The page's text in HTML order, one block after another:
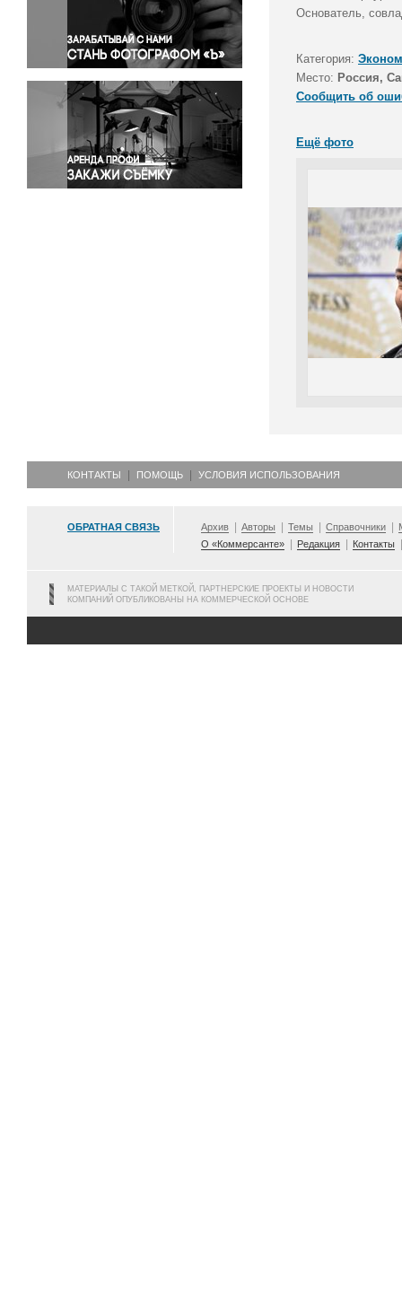
Правосудие
Происшествия и конфликты
Религия
Светская жизнь
Спорт
Экология
Экономика и бизнес
Основатель,
Категория:
Место: Россия,
Сообщить об
Ещё фото
КОНТАКТЫ ПОМОЩЬ УСЛОВИЯ ИСПОЛЬЗОВАНИЯ
ОБРАТНАЯ СВЯЗЬ Архив Авторы Темы Справочники
О «Коммерсанте»
Редакция Контакты
МАТЕРИАЛЫ С ТАКОЙ МЕТКОЙ, ПАРТНЕРСКИЕ ПРОЕКТЫ И НОВОСТИ
КОМПАНИЙ ОПУБЛИКОВАНЫ НА КОММЕРЧЕСКОЙ ОСНОВЕ